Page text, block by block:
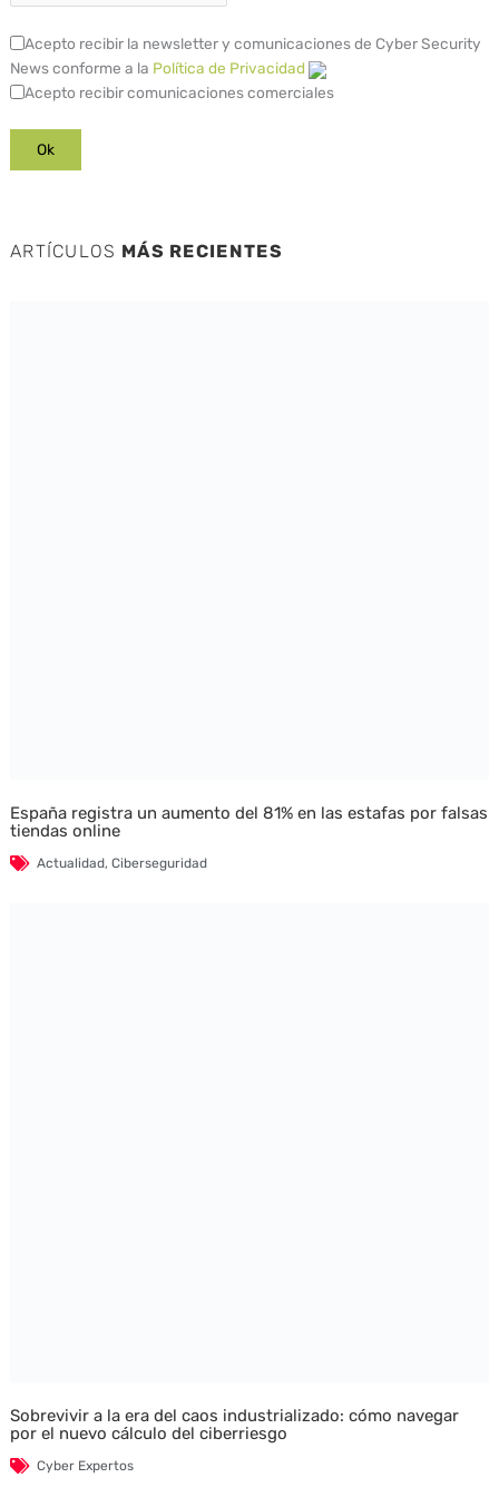
Acepto recibir la newsletter y comunicaciones de Cyber Security
News conforme a la Política de Privacidad
Acepto recibir comunicaciones comerciales
ARTÍCULOS MÁS RECIENTES
España registra un aumento del 81% en las estafas por falsas
tiendas online
Actualidad, Ciberseguridad
Sobrevivir a la era del caos industrializado: cómo navegar
por el nuevo cálculo del ciberriesgo
Cyber Expertos